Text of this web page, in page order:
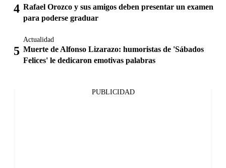
Rafael Orozco y sus amigos deben presentar un examen
para poderse graduar
Actualidad
Muerte de Alfonso Lizarazo: humoristas de 'Sábados
Felices' le dedicaron emotivas palabras
PUBLICIDAD